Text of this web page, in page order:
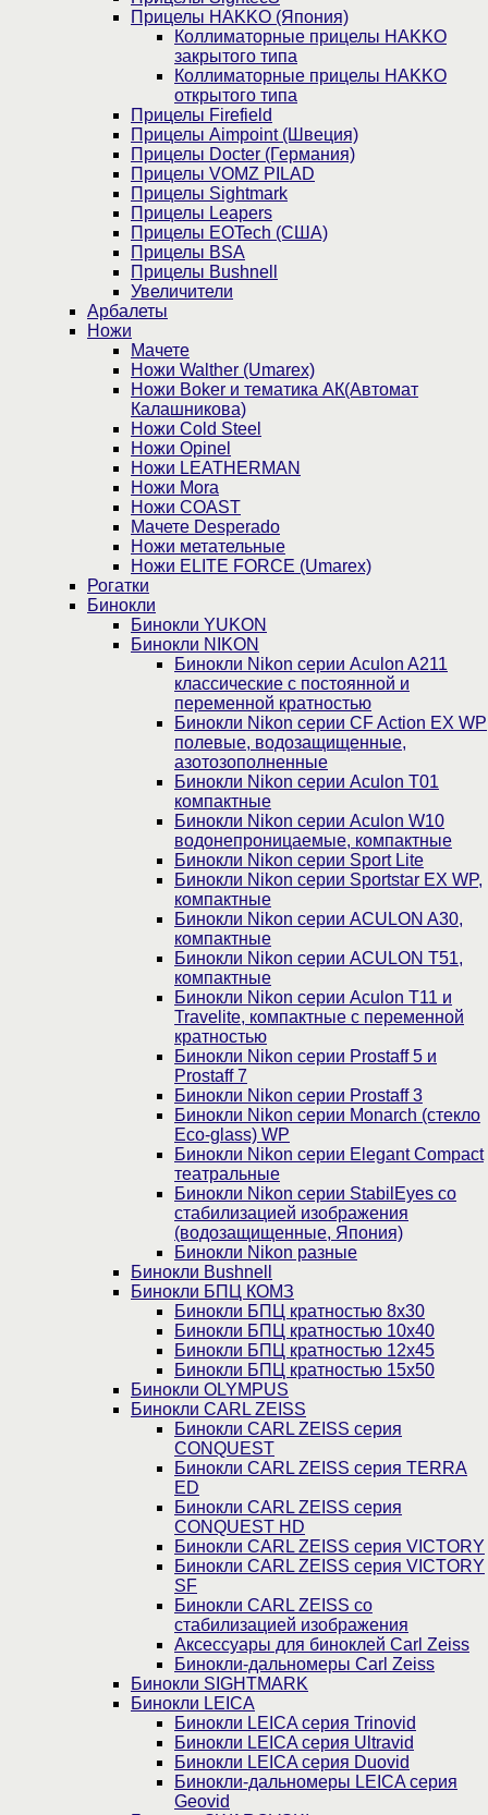
Прицелы HAKKO (Япония)
Коллиматорные прицелы HAKKO
закрытого типа
Коллиматорные прицелы HAKKO
открытого типа
Прицелы Firefield
Прицелы Aimpoint (Швеция)
Прицелы Docter (Германия)
Прицелы VOMZ PILAD
Прицелы Sightmark
Прицелы Leapers
Прицелы EOTech (США)
Прицелы BSA
Прицелы Bushnell
Увеличители
Арбалеты
Ножи
Мачете
Ножи Walther (Umarex)
Ножи Boker и тематика АК(Автомат
Калашникова)
Ножи Cold Steel
Ножи Opinel
Ножи LEATHERMAN
Ножи Mora
Ножи COAST
Мачете Desperado
Ножи метательные
Ножи ELITE FORCE (Umarex)
Рогатки
Бинокли
Бинокли YUKON
Бинокли NIKON
Бинокли Nikon серии Aculon A211
классические с постоянной и
переменной кратностью
Бинокли Nikon серии СF Action EX WP
полевые, водозащищенные,
азотозополненные
Бинокли Nikon серии Aculon T01
компактные
Бинокли Nikon серии Aculon W10
водонепроницаемые, компактные
Бинокли Nikon серии Sport Lite
Бинокли Nikon серии Sportstar EX WP,
компактные
Бинокли Nikon серии ACULON A30,
компактные
Бинокли Nikon серии ACULON Т51,
компактные
Бинокли Nikon серии Aculon T11 и
Travelite, компактные с переменной
кратностью
Бинокли Nikon серии Prostaff 5 и
Prostaff 7
Бинокли Nikon серии Prostaff 3
Бинокли Nikon серии Monarch (стекло
Eco-glass) WP
Бинокли Nikon серии Elegant Compact
театральные
Бинокли Nikon серии StabilEyes со
стабилизацией изображения
(водозащищенные, Япония)
Бинокли Nikon разные
Бинокли Bushnell
Бинокли БПЦ КОМЗ
Бинокли БПЦ кратностью 8х30
Бинокли БПЦ кратностью 10х40
Бинокли БПЦ кратностью 12х45
Бинокли БПЦ кратностью 15х50
Бинокли OLYMPUS
Бинокли CARL ZEISS
Бинокли CARL ZEISS серия
CONQUEST
Бинокли CARL ZEISS серия TERRA
ED
Бинокли CARL ZEISS серия
CONQUEST HD
Бинокли CARL ZEISS серия VICTORY
Бинокли CARL ZEISS серия VICTORY
SF
Бинокли CARL ZEISS со
стабилизацией изображения
Аксессуары для биноклей Carl Zeiss
Бинокли-дальномеры Carl Zeiss
Бинокли SIGHTMARK
Бинокли LEICA
Бинокли LEICA серия Trinovid
Бинокли LEICA серия Ultravid
Бинокли LEICA серия Duovid
Бинокли-дальномеры LEICA серия
Geovid